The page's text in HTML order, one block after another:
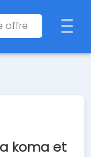
koma et